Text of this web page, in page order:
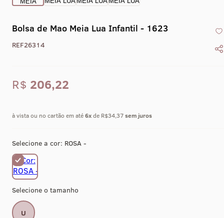
Bolsa de Mao Meia Lua Infantil - 1623
REF26314
R$ 206,22
à vista ou no cartão em até6xde R$34,37sem juros
Selecione a cor: ROSA -
Selecione o tamanho
U